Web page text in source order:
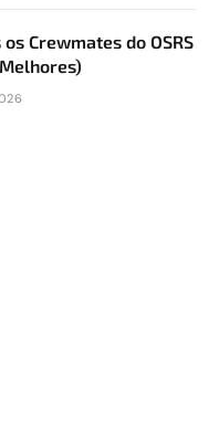
Crewmates do OSRS